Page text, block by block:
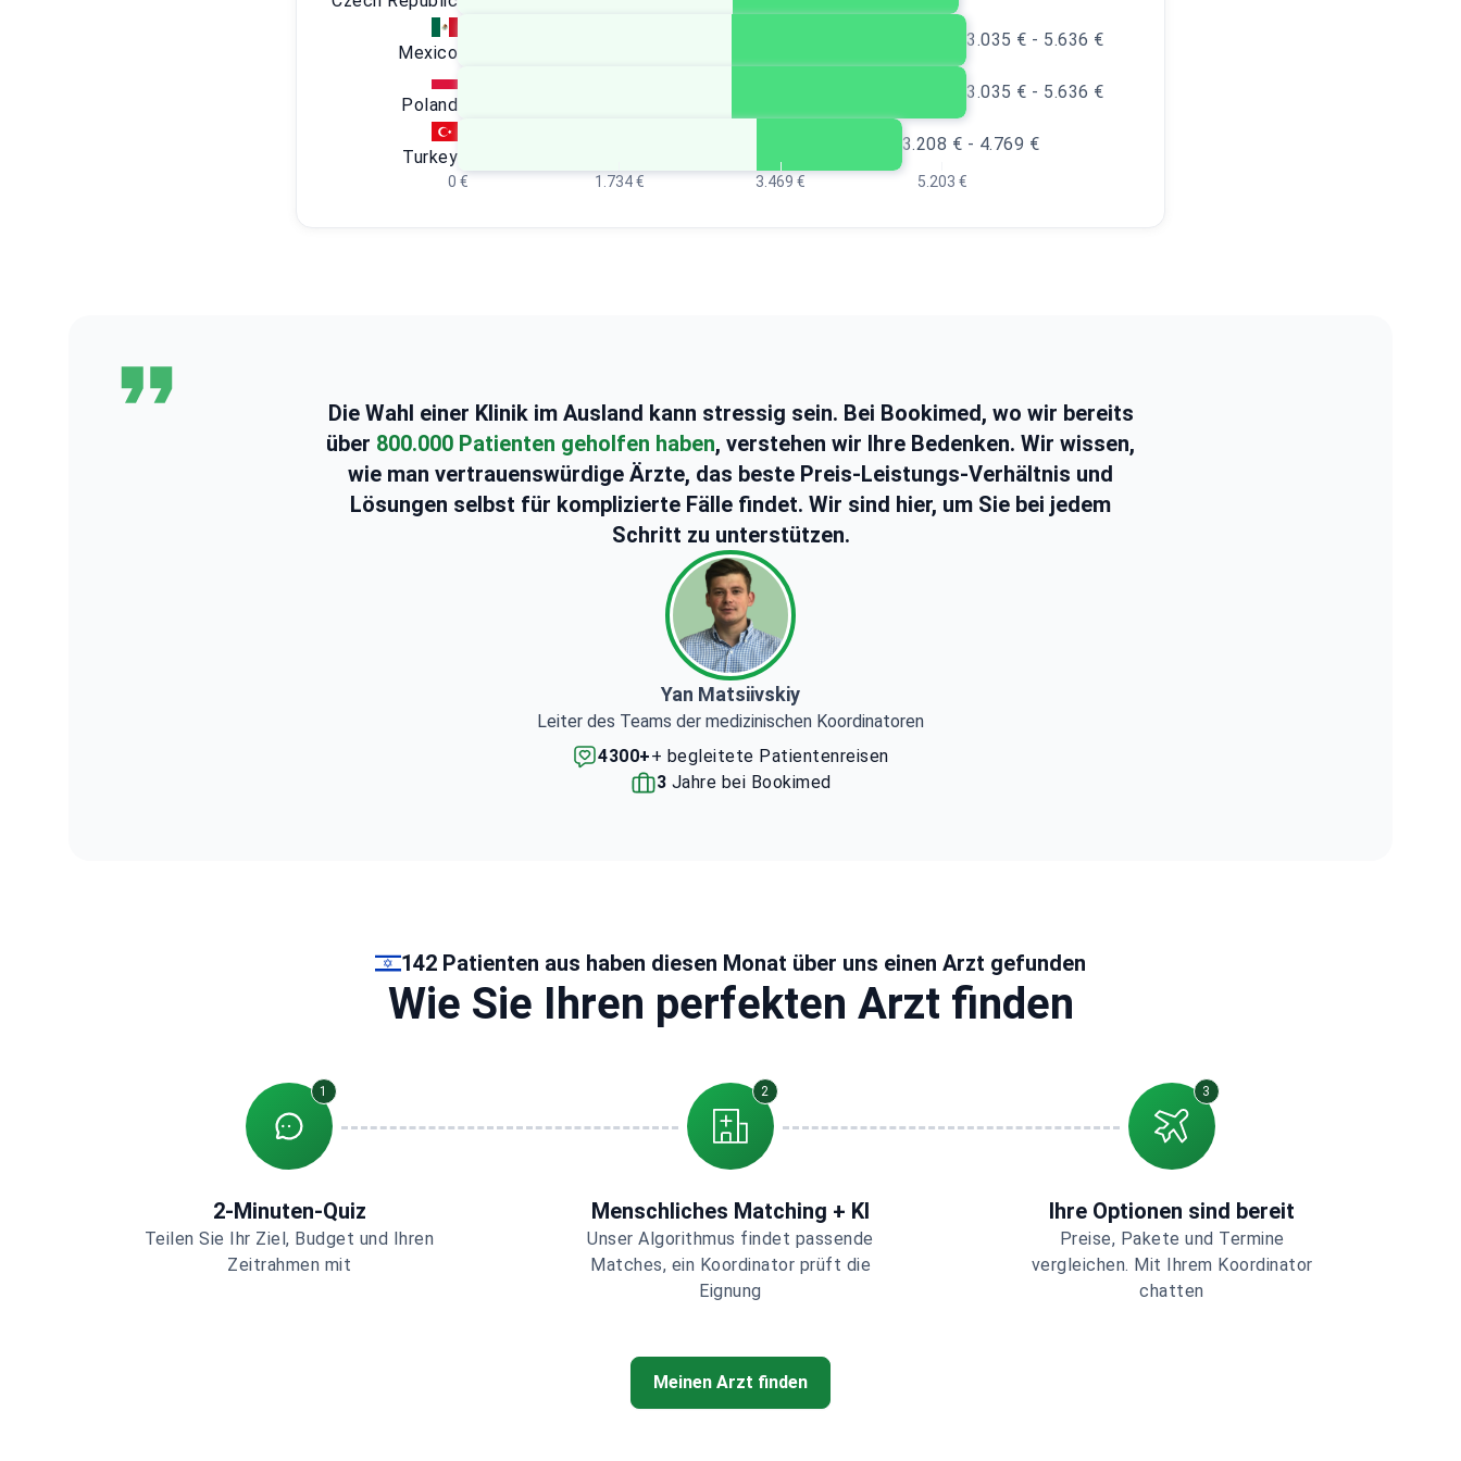
Mexico
Poland
Turkey
3.035 € - 5.636 €
3.035 € - 5.636 €
3.208 € - 4.769 €
0 € 1.734 € 3.469 € 5.203 €
Die Wahl einer Klinik im Ausland kann stressig sein. Bei Bookimed, wo wir bereits
über 800.000 Patienten geholfen haben, verstehen wir Ihre Bedenken. Wir wissen,
wie man vertrauenswürdige Ärzte, das beste Preis-Leistungs-Verhältnis und
Lösungen selbst für komplizierte Fälle findet. Wir sind hier, um Sie bei jedem
Schritt zu unterstützen.
Yan Matsiivskiy
Leiter des Teams der medizinischen Koordinatoren
4300++ begleitete Patientenreisen
3 Jahre bei Bookimed
142 Patienten aus haben diesen Monat über uns einen Arzt gefunden
Wie Sie Ihren perfekten Arzt finden
1
2-Minuten-Quiz
Teilen Sie Ihr Ziel, Budget und Ihren
Zeitrahmen mit
2
Menschliches Matching + KI
Unser Algorithmus findet passende
Matches, ein Koordinator prüft die
Eignung
3
Ihre Optionen sind bereit
Preise, Pakete und Termine
vergleichen. Mit Ihrem Koordinator
chatten
Meinen Arzt finden